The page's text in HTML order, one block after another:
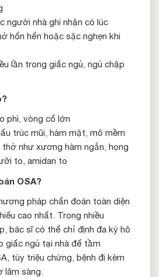
người nhà ghi nhận có lúc
hổn hển hoặc sặc nghẹn khi
lần trong giấc ngủ, ngủ chập
phì, vòng cổ lớn
trúc mũi, hàm mặt, mô mềm
như xương hàm ngắn, họng
to, amidan to
OSA?
pháp chẩn đoán toàn diện
cao nhất. Trong nhiều
bác sĩ có thể chỉ định đa ký hô
giấc ngủ tại nhà để tầm
tùy triệu chứng, bệnh đi kèm
lâm sàng.